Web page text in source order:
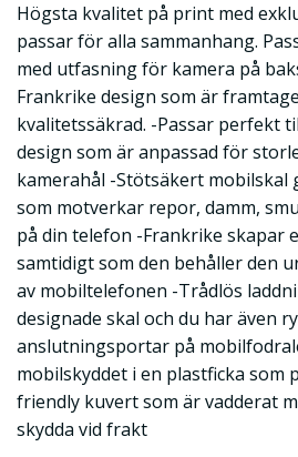
Högsta kvalitet på print med
passar för alla sammanhang.
med utfasning för kamera på
Frankrike design som är
kvalitetssäkrad. -Passar perfekt
design som är anpassad för
kamerahål -Stötsäkert mobilskal
som motverkar repor, damm,
på din telefon -Frankrike skapar
samtidigt som den behåller den
av mobiltelefonen -Trådlös
designade skal och du har även
anslutningsportar på
mobilskyddet i en plastficka som
friendly kuvert som är vadderat
skydda vid frakt